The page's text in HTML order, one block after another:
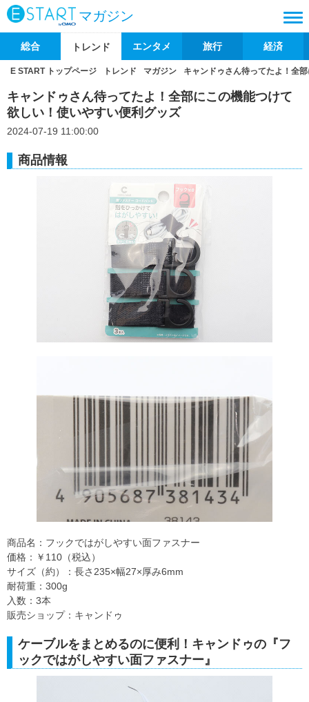
マガジン
総合 トレンド エンタメ 旅行 経済
E START トップページ トレンド マガジン キャンドゥさん待ってたよ！全
キャンドゥさん待ってたよ！全部にこの機能つけて
欲しい！使いやすい便利グッズ
2024-07-19 11:00:00
商品情報
商品名：フックではがしやすい面ファスナー
価格：￥110（税込）
サイズ（約）：長さ235×幅27×厚み6mm
耐荷重：300g
入数：3本
販売ショップ：キャンドゥ
ケーブルをまとめるのに便利！キャンドゥの『フ
ックではがしやすい面ファスナー』